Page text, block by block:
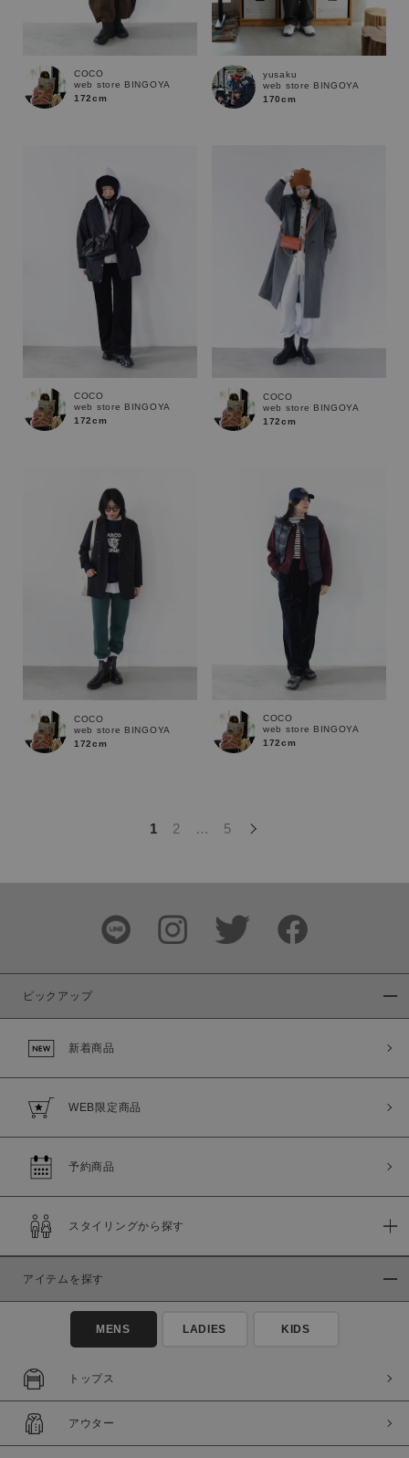
この条件で絞り込む
COCO
web store BINGOYA
172cm
yusaku
web store BINGOYA
170cm
COCO
web store BINGOYA
172cm
COCO
web store BINGOYA
172cm
COCO
web store BINGOYA
172cm
COCO
web store BINGOYA
172cm
1 2 … 5
ピックアップ
新着商品
WEB限定商品
予約商品
スタイリングから探す
アイテムを探す
MENS LADIES KIDS
トップス
アウター